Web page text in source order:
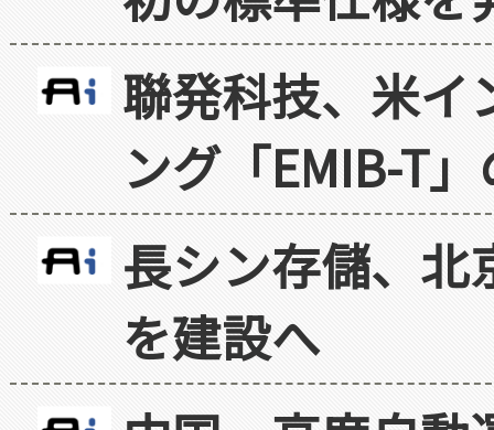
聯発科技、米イ
ング「EMIB-T
長シン存儲、北
を建設へ